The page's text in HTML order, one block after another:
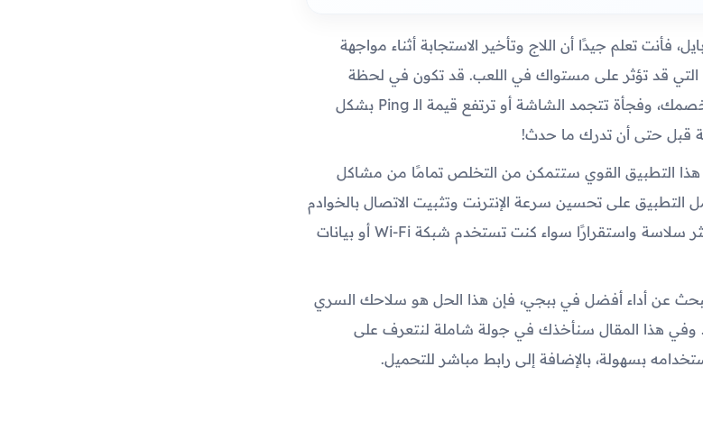
فأنت تعلم جيدًا أن اللاج وتأخير الاستجابة أثناء مواجهة
التي قد تؤثر على مستواك في اللعب. قد تكون في لحظة
حاسمة، على وشك القضاء على خصمك، وفجأة تتجمد الشاشة أو ترتفع قيمة الـ Ping بشكل
قبل حتى أن تدرك ما حدث!
هذا التطبيق القوي ستتمكن من التخلص تمامًا من مشاكل
التطبيق على تحسين سرعة الإنترنت وتثبيت الاتصال بالخوادم
العالمية، ما يمنحك تجربة لعب أكثر سلاسة واستقرارًا سواء كنت تستخدم شبكة Wi-Fi أو بيانات
يبحث عن أداء أفضل في ببجي، فإن هذا الحل هو سلاحك السري
وفي هذا المقال سنأخذك في جولة شاملة لنتعرف على
بسهولة، بالإضافة إلى رابط مباشر للتحميل.